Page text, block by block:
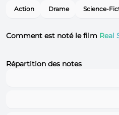
Action Drame Science-
Comment est noté le film Real
Répartition des notes